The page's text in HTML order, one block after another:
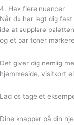
4. Hav flere nuancer⁠⁠
Når du har lagt dig
ide at supplere
og et par toner
Det giver dig nemlig
hjemmeside, visitkort
Lad os tage et
Dine knapper på din